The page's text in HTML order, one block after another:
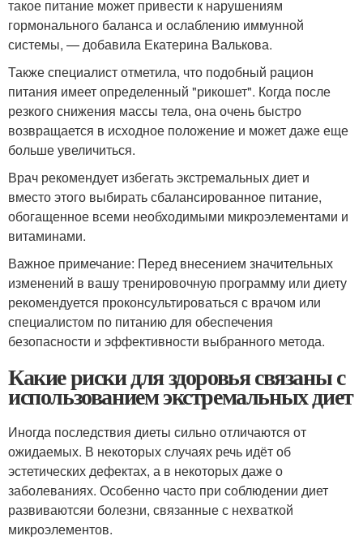
такое питание может привести к нарушениям
гормонального баланса и ослаблению иммунной
системы, — добавила Екатерина Валькова.
Также специалист отметила, что подобный рацион
питания имеет определенный "рикошет". Когда после
резкого снижения массы тела, она очень быстро
возвращается в исходное положение и может даже еще
больше увеличиться.
Врач рекомендует избегать экстремальных диет и
вместо этого выбирать сбалансированное питание,
обогащенное всеми необходимыми микроэлементами и
витаминами.
Важное примечание: Перед внесением значительных
изменений в вашу тренировочную программу или диету
рекомендуется проконсультироваться с врачом или
специалистом по питанию для обеспечения
безопасности и эффективности выбранного метода.
Какие риски для здоровья связаны с
использованием экстремальных диет
Иногда последствия диеты сильно отличаются от
ожидаемых. В некоторых случаях речь идёт об
эстетических дефектах, а в некоторых даже о
заболеваниях. Особенно часто при соблюдении диет
развиваютсяи болезни, связанные с нехваткой
микроэлементов.